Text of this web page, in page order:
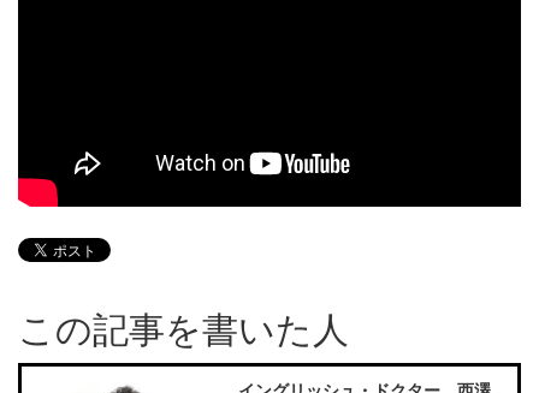
この記事を書いた人